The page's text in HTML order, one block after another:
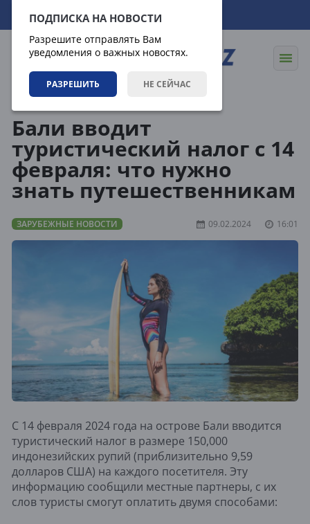
ПОДПИСКА НА НОВОСТИ
Разрешите отправлять Вам
уведомления о важных новостях.
РАЗРЕШИТЬ НЕ СЕЙЧАС
07.08.2026 16:22:06
Бали вводит
туристический налог с 14
февраля: что нужно
знать путешественникам
ЗАРУБЕЖНЫЕ НОВОСТИ 09.02.2024 16:01
С 14 февраля 2024 года на острове Бали вводится
туристический налог в размере 150,000
индонезийских рупий (приблизительно 9,59
долларов США) на каждого посетителя. Эту
информацию сообщили местные партнеры, с их
слов туристы смогут оплатить двумя способами: